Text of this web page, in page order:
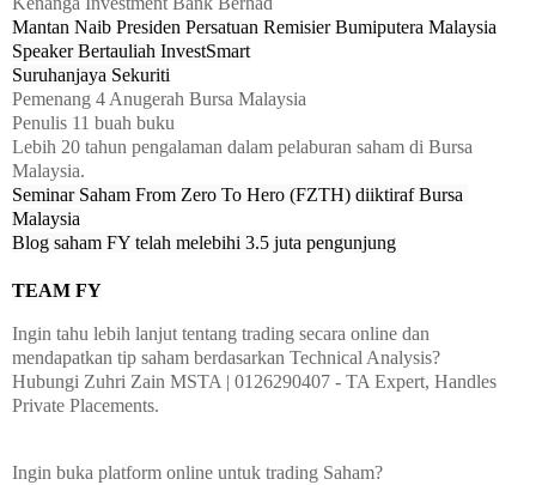
Mantan Naib Presiden Persatuan Remisier Bumiputera Malaysia
Speaker Bertauliah InvestSmart
Suruhanjaya Sekuriti
Pemenang 4 Anugerah Bursa Malaysia
Penulis 11 buah buku
Lebih 20 tahun pengalaman dalam pelaburan saham di Bursa
Malaysia.
Seminar Saham From Zero To Hero (FZTH) diiktiraf Bursa
Malaysia
Blog saham FY telah melebihi 3.5 juta pengunjung
TEAM FY
Ingin tahu lebih lanjut tentang trading secara online dan
mendapatkan tip saham berdasarkan Technical Analysis?
Hubungi Zuhri Zain MSTA | 0126290407 - TA Expert, Handles
Private Placements.
Ingin buka platform online untuk trading Saham?